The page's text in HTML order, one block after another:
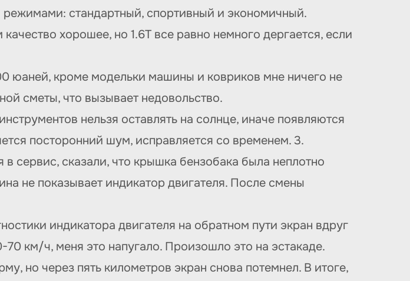
режимами: стандартный, спортивный и экономичный.
хорошее, но 1.6T все равно немного дергается, если
юаней, кроме модельки машины и ковриков мне ничего не
сметы, что вызывает недовольство.
нельзя оставлять на солнце, иначе появляются
посторонний шум, исправляется со временем. 3.
сервис, сказали, что крышка бензобака была неплотно
не показывает индикатор двигателя. После смены
индикатора двигателя на обратном пути экран вдруг
км/ч, меня это напугало. Произошло это на эстакаде.
но через пять километров экран снова потемнел. В итоге,